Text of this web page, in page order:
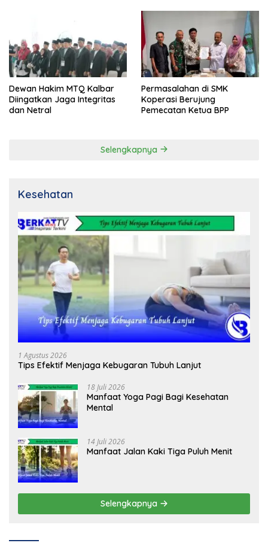
Dewan Hakim MTQ Kalbar
Diingatkan Jaga Integritas
dan Netral
Permasalahan di SMK
Koperasi Berujung
Pemecatan Ketua BPP
Selengkapnya
Kesehatan
1 Agustus 2026
Tips Efektif Menjaga Kebugaran Tubuh Lanjut
18 Juli 2026
Manfaat Yoga Pagi Bagi Kesehatan
Mental
14 Juli 2026
Manfaat Jalan Kaki Tiga Puluh Menit
Selengkapnya